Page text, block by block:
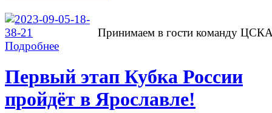
Принимаем в гости команду
Подробнее
Первый этап Кубка России
пройдёт в Ярославле!